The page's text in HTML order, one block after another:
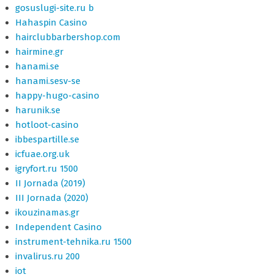
gosuslugi-site.ru b
Hahaspin Casino
hairclubbarbershop.com
hairmine.gr
hanami.se
hanami.sesv-se
happy-hugo-casino
harunik.se
hotloot-casino
ibbespartille.se
icfuae.org.uk
igryfort.ru 1500
II Jornada (2019)
III Jornada (2020)
ikouzinamas.gr
Independent Casino
instrument-tehnika.ru 1500
invalirus.ru 200
iot